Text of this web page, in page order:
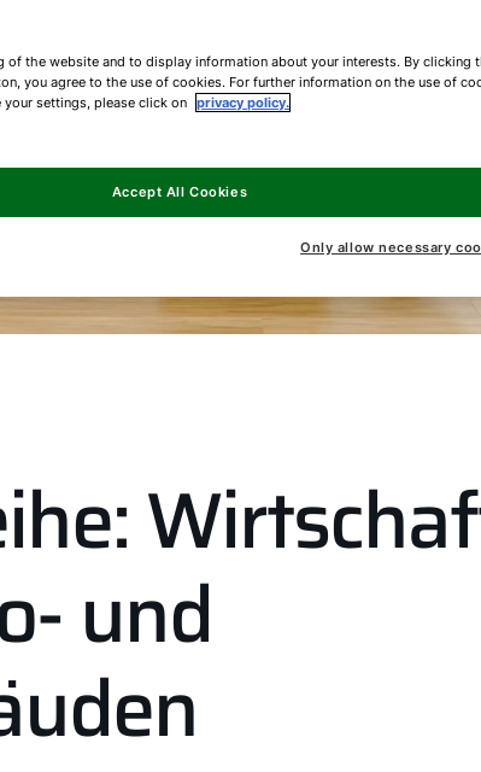
und
of the website and to display information about your interests. By clicking
you agree to the use of cookies. For further information on the use of
settings, please click on privacy policy.
Only allow necessary
Accept All Cookies